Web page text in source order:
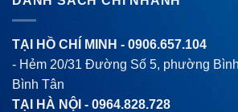
TẠI HỒ CHÍ MINH - 0906.657.104
- Hẻm 20/31 Đường Số 5, phường
Bình Tân
TẠI HÀ NỘI - 0964.828.728